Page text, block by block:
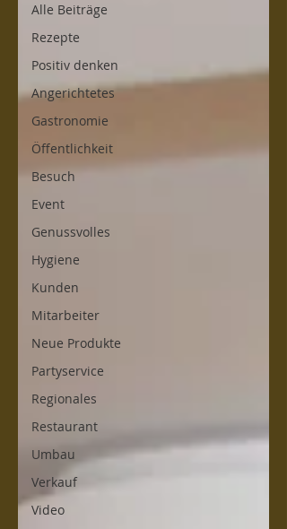
Alle Beiträge
Rezepte
Positiv denken
Angerichtetes
Gastronomie
Öffentlichkeit
Besuch
Event
Genussvolles
Hygiene
Kunden
Mitarbeiter
Neue Produkte
Partyservice
Regionales
Restaurant
Umbau
Verkauf
Video